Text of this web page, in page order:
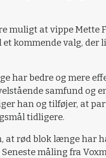
muligt at vippe Mette
kommende valg, der
har bedre og mere
samfund og
han og tilføjer, at
tidligere.
at rød blok længe har
måling fra